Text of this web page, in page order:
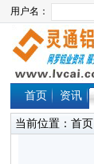
首页 资讯
当前位置： 首页